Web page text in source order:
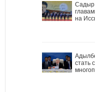
Садыр
на
стать